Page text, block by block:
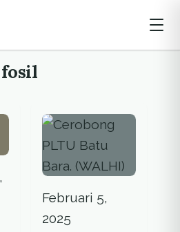
Februari 5,
2025